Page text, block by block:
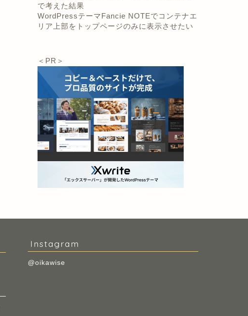
で考えた結果
WordPressテーマFancie NOTEでコンテナエ
リア上部をトップページのみに表示させたい
＜PR＞
Instagram
@oikawise